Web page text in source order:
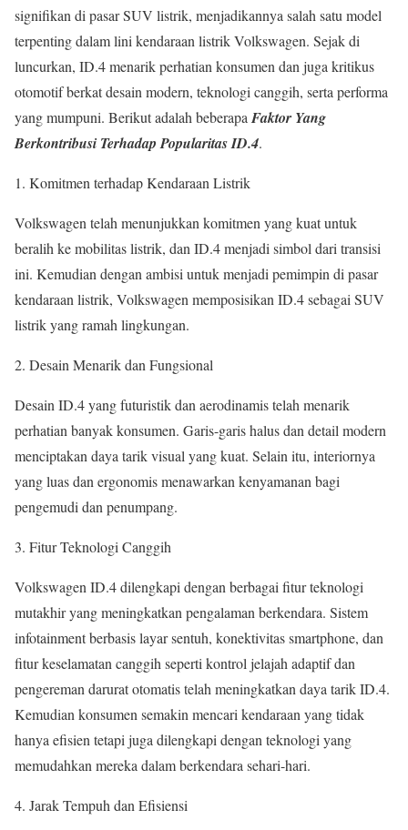
signifikan di pasar SUV listrik, menjadikannya salah satu model
terpenting dalam lini kendaraan listrik Volkswagen. Sejak di
luncurkan, ID.4 menarik perhatian konsumen dan juga kritikus
otomotif berkat desain modern, teknologi canggih, serta performa
yang mumpuni. Berikut adalah beberapa Faktor Yang
Berkontribusi Terhadap Popularitas ID.4.
1. Komitmen terhadap Kendaraan Listrik
Volkswagen telah menunjukkan komitmen yang kuat untuk
beralih ke mobilitas listrik, dan ID.4 menjadi simbol dari transisi
ini. Kemudian dengan ambisi untuk menjadi pemimpin di pasar
kendaraan listrik, Volkswagen memposisikan ID.4 sebagai SUV
listrik yang ramah lingkungan.
2. Desain Menarik dan Fungsional
Desain ID.4 yang futuristik dan aerodinamis telah menarik
perhatian banyak konsumen. Garis-garis halus dan detail modern
menciptakan daya tarik visual yang kuat. Selain itu, interiornya
yang luas dan ergonomis menawarkan kenyamanan bagi
pengemudi dan penumpang.
3. Fitur Teknologi Canggih
Volkswagen ID.4 dilengkapi dengan berbagai fitur teknologi
mutakhir yang meningkatkan pengalaman berkendara. Sistem
infotainment berbasis layar sentuh, konektivitas smartphone, dan
fitur keselamatan canggih seperti kontrol jelajah adaptif dan
pengereman darurat otomatis telah meningkatkan daya tarik ID.4.
Kemudian konsumen semakin mencari kendaraan yang tidak
hanya efisien tetapi juga dilengkapi dengan teknologi yang
memudahkan mereka dalam berkendara sehari-hari.
4. Jarak Tempuh dan Efisiensi